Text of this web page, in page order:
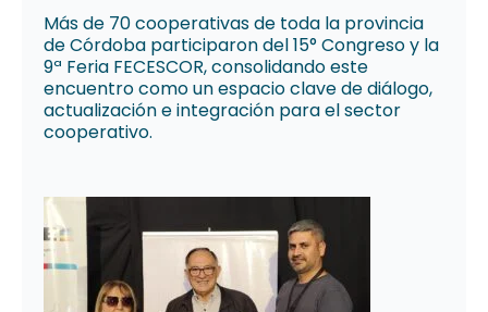
Más de 70 cooperativas de toda la provincia
de Córdoba participaron del 15° Congreso y la
9ª Feria FECESCOR, consolidando este
encuentro como un espacio clave de diálogo,
actualización e integración para el sector
cooperativo.